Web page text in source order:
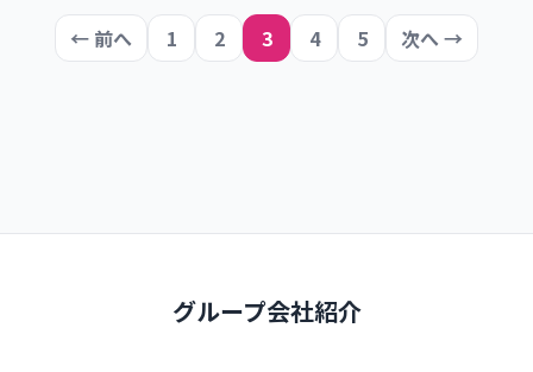
投稿のページ送り
← 前へ 1 2 3 4 5 次へ →
グループ会社紹介